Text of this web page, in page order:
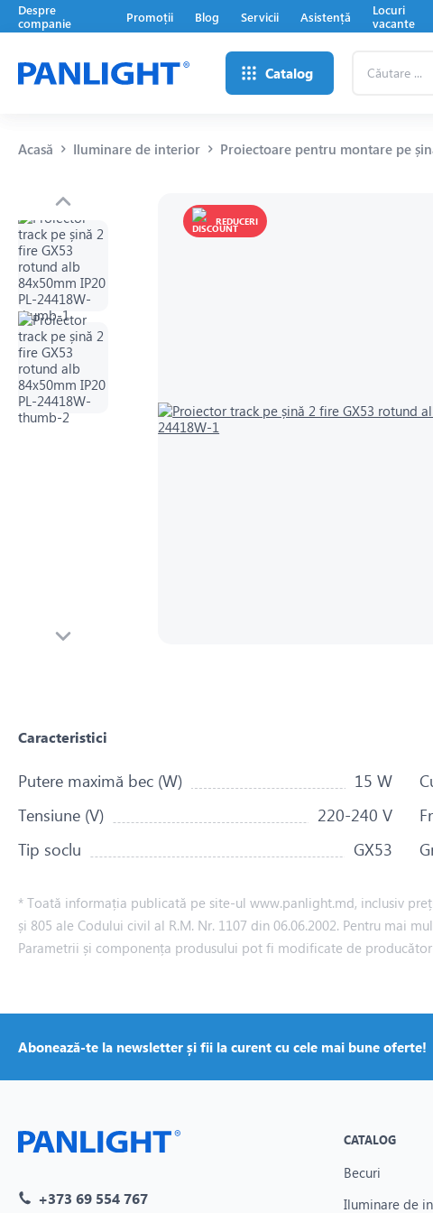
Despre
companie
Promoții Blog Servicii Asistență
Locuri
vacante
Catalog
Acasă Iluminare de interior Proiectoare pentru montare pe
REDUCERI
Caracteristici
Putere maximă bec (W) 15 W
Tensiune (V)
220-240 V
Tip soclu
GX53
* Toată informația publicată pe site-ul www.panlight.md, inclusiv
și 805 ale Codului civil al R.M. Nr. 1107 din 06.06.2002. Pentru mai
Parametrii și componența produsului pot fi modificate de
Abonează-te la newsletter și fii la curent cu cele mai bune oferte!
+373 69 554 767
CATALOG
Becuri
Iluminare de